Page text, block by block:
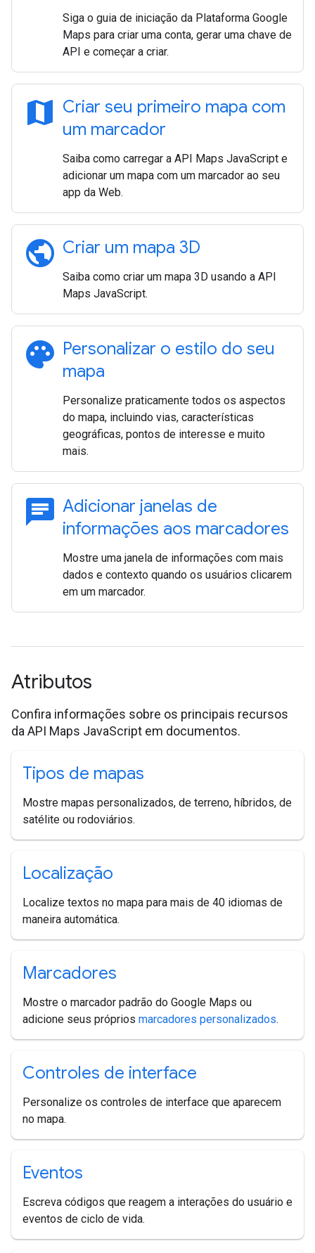
Siga o guia de iniciação da Plataforma Google
Maps para criar uma conta, gerar uma chave de
API e começar a criar.
map Criar seu primeiro mapa com
um marcador
Saiba como carregar a API Maps JavaScript e
adicionar um mapa com um marcador ao seu
app da Web.
public Criar um mapa 3D
Saiba como criar um mapa 3D usando a API
Maps JavaScript.
palette Personalizar o estilo do seu
mapa
Personalize praticamente todos os aspectos
do mapa, incluindo vias, características
geográficas, pontos de interesse e muito
mais.
chat Adicionar janelas de
informações aos marcadores
Mostre uma janela de informações com mais
dados e contexto quando os usuários clicarem
em um marcador.
Atributos
Confira informações sobre os principais recursos
da API Maps JavaScript em documentos.
Tipos de mapas
Mostre mapas personalizados, de terreno, híbridos, de
satélite ou rodoviários.
Localização
Localize textos no mapa para mais de 40 idiomas de
maneira automática.
Marcadores
Mostre o marcador padrão do Google Maps ou
adicione seus próprios marcadores personalizados.
Controles de interface
Personalize os controles de interface que aparecem
no mapa.
Eventos
Escreva códigos que reagem a interações do usuário e
eventos de ciclo de vida.